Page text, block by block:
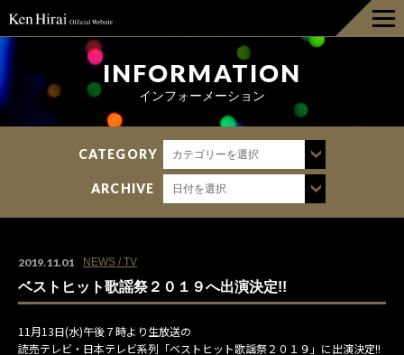
INFORMATION
DISCOGRAPHY
BIOGRAPHY
GOODS
INFORMATION
インフォーメーション
CATEGORY カテゴリーを選択
ARCHIVE 日付を選択
2019.11.01 NEWS / TV
ベストヒット歌謡祭２０１９へ出演決定!!
11月13日(水)午後７時より生放送の
読売テレビ・日本テレビ系列「ベストヒット歌謡祭２０１９」に出演決定!!